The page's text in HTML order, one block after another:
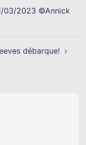
03/2023 ©Annick
débarque!